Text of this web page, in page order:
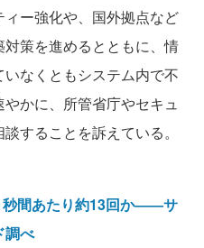
ー強化や、国外拠点など
策を進めるとともに、情
なくともシステム内で不
かに、所管省庁やセキュ
することを訴えている。
秒間あたり約13回か――サ
調べ